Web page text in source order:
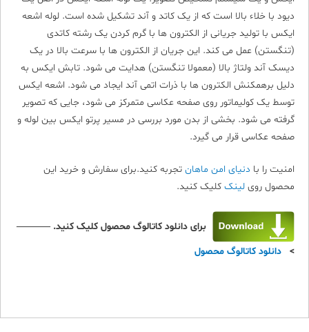
دیود با خلاء بالا است که از یک کاتد و آند تشکیل شده است. لوله اشعه
ایکس با تولید جریانی از الکترون ها با گرم کردن یک رشته کاتدی
(تنگستن) عمل می کند. این جریان از الکترون ها با سرعت بالا در یک
دیسک آند ولتاژ بالا (معمولا تنگستن) هدایت می شود. تابش ایکس به
دلیل برهمکنش الکترون ها با ذرات اتمی آند ایجاد می شود. اشعه ایکس
توسط یک کولیماتور روی صفحه عکاسی متمرکز می شود، جایی که تصویر
گرفته می شود. بخشی از بدن مورد بررسی در مسیر پرتو ایکس بین لوله و
صفحه عکاسی قرار می گیرد.
امنیت را با دنیای امن ماهان تجربه کنید.برای سفارش و خرید این
محصول روی لینک کلیک کنید.
برای دانلود کاتالوگ محصول کلیک کنید. ———–
> دانلود کاتالوگ محصول